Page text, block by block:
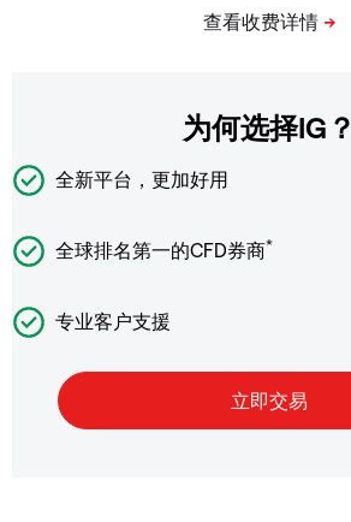
为何选择IG？
全新平台，更加好用
全球排名第一的CFD券商*
专业客户支援